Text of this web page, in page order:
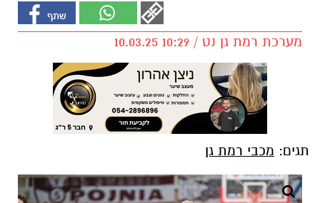
מערכת רמת גן נט / 10:29 10.03.25
תגים: מכבי רמת גן